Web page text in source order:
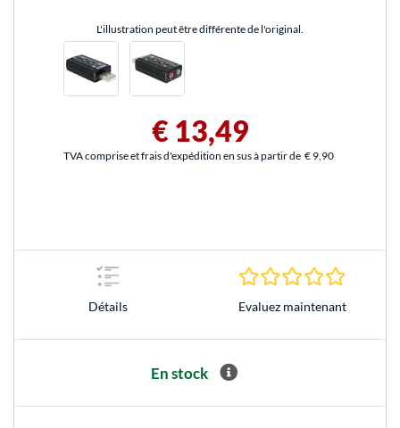
L'illustration peut être différente de l'original.
€ 13,49
TVA comprise et frais d'expédition en sus à partir de € 9,90
Détails Evaluez maintenant
En stock